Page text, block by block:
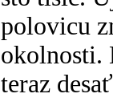
polovicu
okolnosti.
teraz